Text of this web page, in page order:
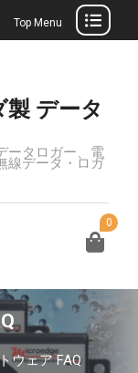
Top Menu
データ
ータロガー、電
線データ・ロガ
0
ウェア FAQ